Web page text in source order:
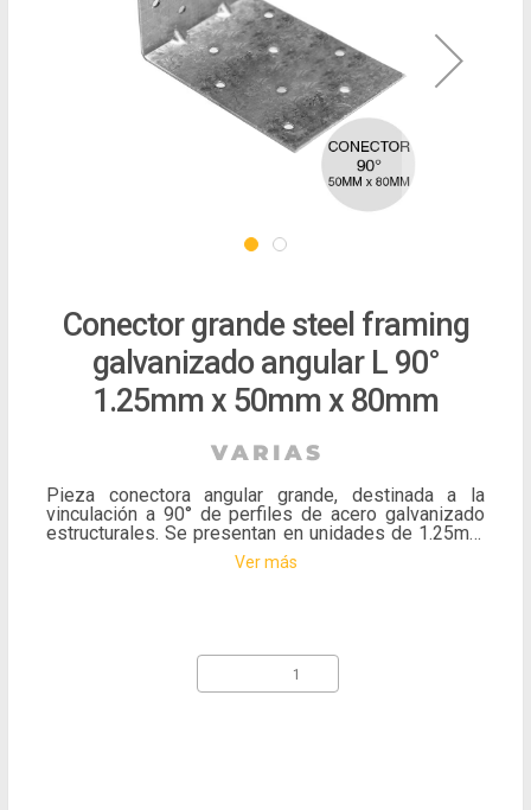
Conector grande steel framing
galvanizado angular L 90°
1.25mm x 50mm x 80mm
Pieza conectora angular grande, destinada a la
vinculación a 90° de perfiles de acero galvanizado
estructurales. Se presentan en unidades de 1.25mm
Ver más